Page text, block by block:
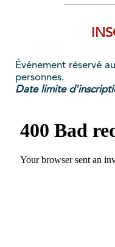
Événement réservé
personnes.
Date limite